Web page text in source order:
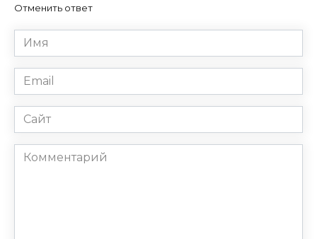
Отменить ответ
Имя
*
Email
*
Сайт
Комментарий